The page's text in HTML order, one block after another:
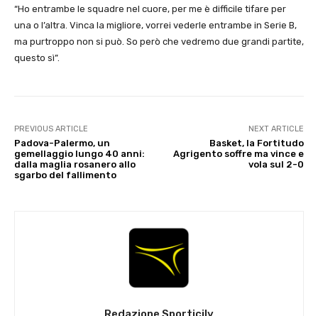
“Ho entrambe le squadre nel cuore, per me è difficile tifare per
una o l’altra. Vinca la migliore, vorrei vederle entrambe in Serie B,
ma purtroppo non si può. So però che vedremo due grandi partite,
questo sì”.
PREVIOUS ARTICLE
Padova-Palermo, un
gemellaggio lungo 40 anni:
dalla maglia rosanero allo
sgarbo del fallimento
NEXT ARTICLE
Basket, la Fortitudo
Agrigento soffre ma vince e
vola sul 2-0